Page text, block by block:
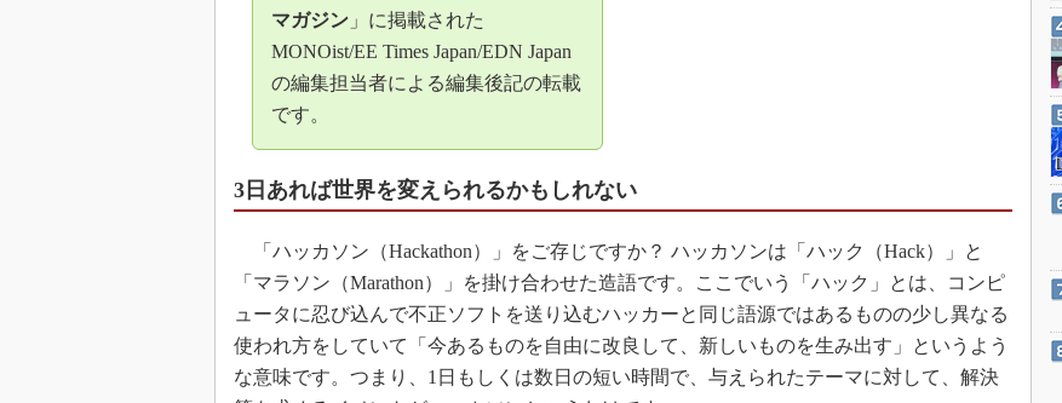
植物工場
知財マネジメント
海外生産
グローバル設計・開発
制御セキュリティ
マガジン 」に掲載された
MONOist/EE Times Japan/EDN Japan
の編集担当者による編集後記の転載
です。
3日あれば世界を変えられるかもしれない
「ハッカソン（Hackathon）」をご存じですか？ ハッカソンは「ハック（Hack）」と
「マラソン（Marathon）」を掛け合わせた造語です。ここでいう「ハック」とは、コンピ
ュータに忍び込んで不正ソフトを送り込むハッカーと同じ語源ではあるものの少し異なる
使われ方をしていて「今あるものを自由に改良して、新しいものを生み出す」というよう
な意味です。つまり、1日もしくは数日の短い時間で、与えられたテーマに対して、解決